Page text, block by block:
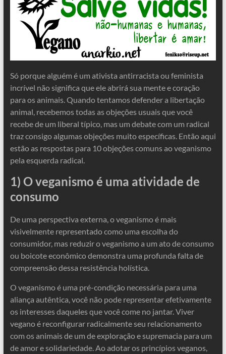
Só porque alguém é um ativista antirracista ou feminista
incrível não significa que ele abrirá sua mente e coração
para os animais. Quando tentamos defender a libertação
animal, recebemos todas as objeções usuais que você
recebe de um liberal típico, mas um debate com um radical
traz consigo algumas objeções muito específicas. Então aqui
estão as respostas para 10 objeções comuns ao veganismo
pela esquerda radical.
1) O veganismo é uma atividade de
consumo
De uma perspectiva externa, o veganismo é mais
visivelmente representado como uma escolha do
consumidor, mas reduzir o veganismo a um ato de consumo
ou boicote econômico demonstra uma profunda falta de
compreensão dessa resistência holística.
O veganismo é uma pré-condição necessária para uma
aliança autêntica, você não pode representar efetivamente
os interesses daqueles que você come no jantar. Viver
vegano é reconfigurar radicalmente seu relacionamento
com os animais de um de exploração e supremacia para um
de amor e solidariedade. Ao adotar os princípios veganos,